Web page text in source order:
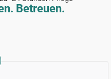
Betreuen.